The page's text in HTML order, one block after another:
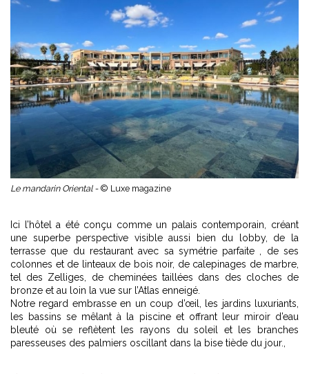
Le mandarin Oriental - © Luxe magazine
Ici l’hôtel a été conçu comme un palais contemporain, créant
une superbe perspective visible aussi bien du lobby, de la
terrasse que du restaurant avec sa symétrie parfaite , de ses
colonnes et de linteaux de bois noir, de calepinages de marbre,
tel des Zelliges, de cheminées taillées dans des cloches de
bronze et au loin la vue sur l’Atlas enneigé.
Notre regard embrasse en un coup d’œil, les jardins luxuriants,
les bassins se mêlant à la piscine et offrant leur miroir d’eau
bleuté où se reflètent les rayons du soleil et les branches
paresseuses des palmiers oscillant dans la bise tiède du jour.,